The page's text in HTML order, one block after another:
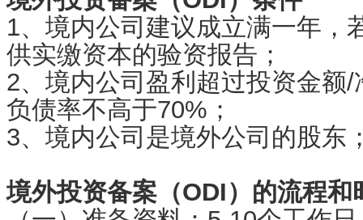
1、境内公司建议成立满一年，
供实缴资本的验资报告；
2、境内公司盈利超过投资金额
负债率不高于70%；
3、境内公司是境外公司的股东
境外投资备案（ODI）的流程和